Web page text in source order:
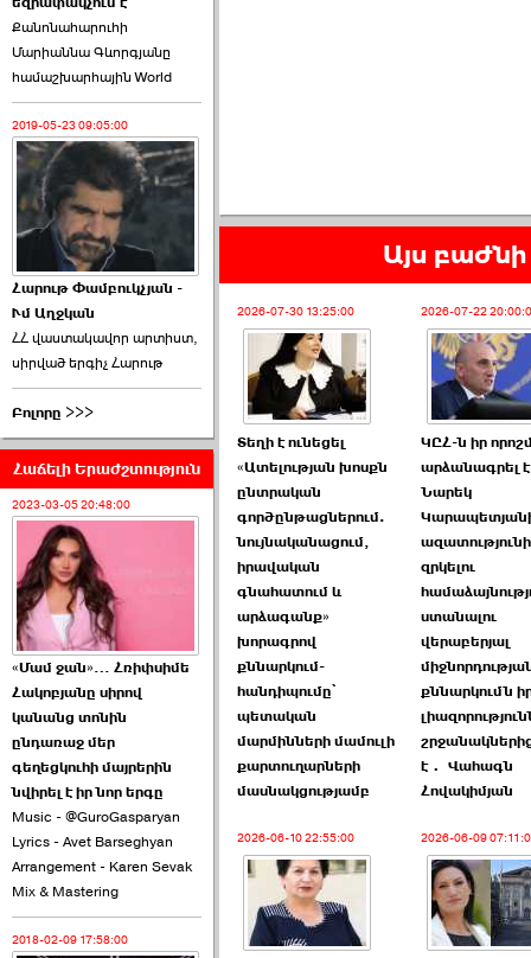
Ռուբեն Ռուբինյանը ›››
2026-06-23 21:28:00
«Ժողովուրդ»-ը
հերթական ›››
2026-06-21 23:00:00
armlur.ՔՊ-ի ներսում
սպասում են ›››
2026-06-10 22:55:00
Ուշքի չենք գալիս այն
խայտառակ ›››
2026-06-09 15:05:00
Ծառուկյանի փեսան
Քանոնահարուհի
Մարիաննա Գևորգյանը
համաշխարհային World
2019-05-23 09:05:00
Հարութ Փամբուկչյան -
Ւմ Աղջկան
ՀՀ վաստակավոր արտիստ,
սիրված երգիչ Հարութ
Բոլորը >>>
Հաճելի Երաժշտություն
2023-03-05 20:48:00
«Մամ ջան»… Հռիփսիմե
Հակոբյանը սիրով
կանանց տոնին
ընդառաջ մեր
գեղեցկուհի մայրերին
նվիրել է իր նոր երգը
Music - @GuroGasparyan
Lyrics - Avet Barseghyan
Arrangement - Karen Sevak
Mix & Mastering
2018-02-09 17:58:00
Այս բաժնի
2026-07-30 13:25:00
Տեղի է ունեցել
«Ատելության խոսքն
ընտրական
գործընթացներում.
նույնականացում,
իրավական
գնահատում և
արձագանք»
խորագրով
քննարկում-
հանդիպումը՝
պետական
մարմինների մամուլի
քարտուղարների
մասնակցությամբ
2026-07-22
ԿԸՀ-ն իր
արձանագրել
Նարեկ
զրկելու
ստանալու
վերաբերյալ
քննարկումն
է․ Վահագն
Հովակիմյան
2026-06-10 22:55:00 2026-06-09